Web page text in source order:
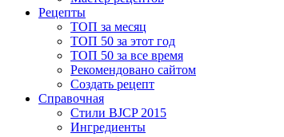
Рецепты
ТОП за месяц
ТОП 50 за этот год
ТОП 50 за все время
Рекомендовано сайтом
Создать рецепт
Справочная
Стили BJCP 2015
Ингредиенты